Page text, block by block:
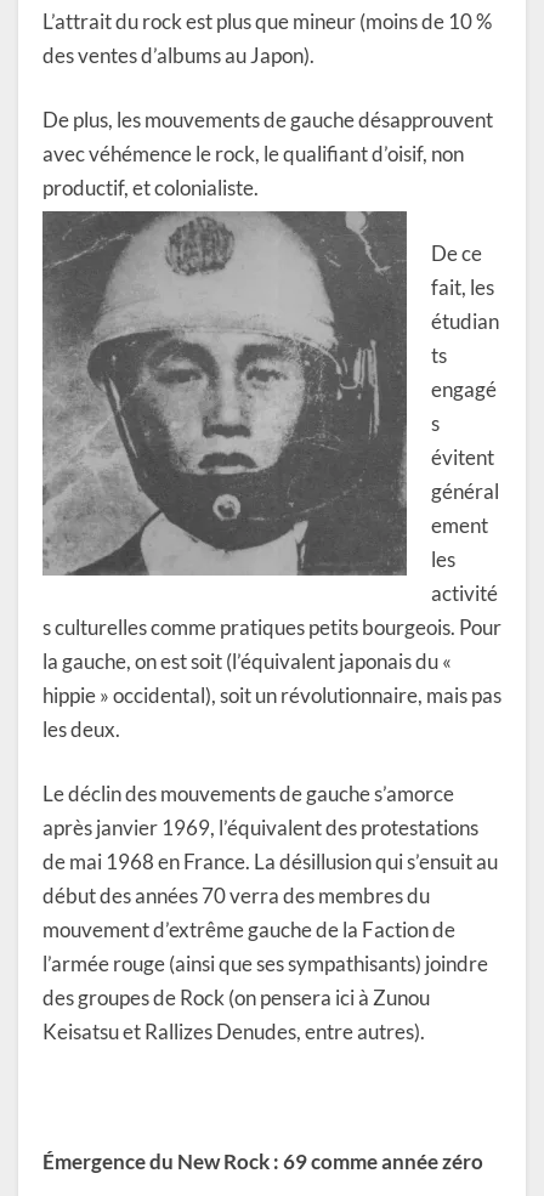
L’attrait du rock est plus que mineur (moins de 10 %
des ventes d’albums au Japon).
De plus, les mouvements de gauche désapprouvent
avec véhémence le rock, le qualifiant d’oisif, non
productif, et colonialiste.
De ce
fait, les
étudian
ts
engagé
s
évitent
général
ement
les
activité
s culturelles comme pratiques petits bourgeois. Pour
la gauche, on est soit (l’équivalent japonais du «
hippie » occidental), soit un révolutionnaire, mais pas
les deux.
Le déclin des mouvements de gauche s’amorce
après janvier 1969, l’équivalent des protestations
de mai 1968 en France. La désillusion qui s’ensuit au
début des années 70 verra des membres du
mouvement d’extrême gauche de la Faction de
l’armée rouge (ainsi que ses sympathisants) joindre
des groupes de Rock (on pensera ici à Zunou
Keisatsu et Rallizes Denudes, entre autres).
Émergence du New Rock : 69 comme année zéro